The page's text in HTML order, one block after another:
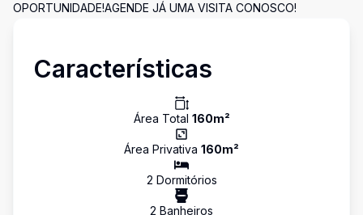
OPORTUNIDADE!AGENDE JÁ UMA VISITA CONOSCO!
Características
Área Total 160m²
Área Privativa 160m²
2 Dormitórios
2 Banheiros